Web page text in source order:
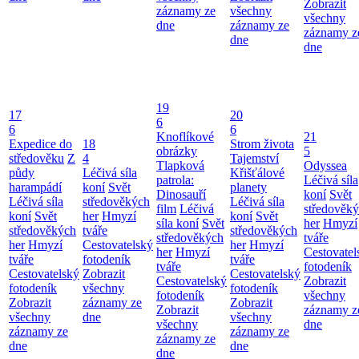
záznamy ze
dne
všechny
záznamy ze
dne
Zobrazit
všechny
záznamy
dne
17
6
Expedice do
středověku Z
půdy
harampádí
Léčivá síla
koní Svět
středověkých
her Hmyzí
tváře
Cestovatelský
fotodeník
Zobrazit
všechny
záznamy ze
dne
18
4
Léčivá síla
koní Svět
středověkých
her Hmyzí
tváře
Cestovatelský
fotodeník
Zobrazit
všechny
záznamy ze
dne
19
6
Knoflíkové
obrázky
Tlapková
patrola:
Dinosauří
film Léčivá
síla koní Svět
středověkých
her Hmyzí
tváře
Cestovatelský
fotodeník
Zobrazit
všechny
záznamy ze
dne
20
6
Strom života
Tajemství
Křišťálové
planety
Léčivá síla
koní Svět
středověkých
her Hmyzí
tváře
Cestovatelský
fotodeník
Zobrazit
všechny
záznamy ze
dne
21
5
Odyssea
Léčivá síla
koní Svět
her Hmyzí
tváře
fotodeník
Zobrazit
všechny
záznamy
dne